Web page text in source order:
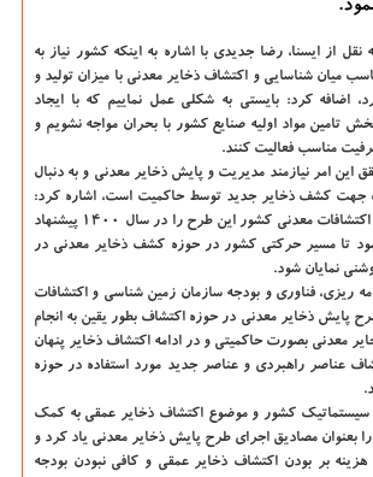
نقل از ایسنا،رضا جدیدی با اشاره به اینکه کشور نیاز به
میان شناسایی و اکتشاف ذخایر معدنی با میزان تولید و
اضافه کرد: بایستی به شکلی عمل نماییم که با ایجاد
تامین مواد اولیه صنایع کشور با بحران مواجه نشویم و
مناسب فعالیت کنند.
این امر نیازمند مدیریت و پایش ذخایر معدنی و به دنبال
جهت کشف ذخایر جدید توسط حاکمیت است، اشاره کرد:
زمین شناسی و اکتشافات معدنی کشور این طرح را در سال ۱۴۰۰ پیشنهاد
تا مسیر حرکتی کشور در حوزه کشف ذخایر معدنی در
نمایان شود.
ریزی، فناوری و بودجه سازمان زمین شناسی و اکتشافات
پایش ذخایر معدنی در حوزه اکتشاف بطور یقین به انجام
معدنی بصورت حاکمیتی و در ادامه اکتشاف ذخایر پنهان
عناصر راهبردی و عناصر جدید مورد استفاده در حوزه
کشور و موضوع اکتشاف ذخایر عمقی به کمک
بعنوان مصادیق اجرای طرح پایش ذخایر معدنی یاد کرد و
هزینه بر بودن اکتشاف ذخایر عمقی و کافی نبودن بودجه